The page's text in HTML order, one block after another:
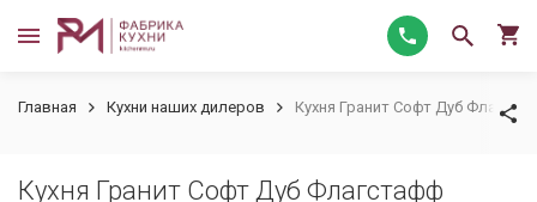
Главная Кухни наших дилеров Кухня Гранит Софт Дуб
Кухня Гранит Софт Дуб Флагстафф